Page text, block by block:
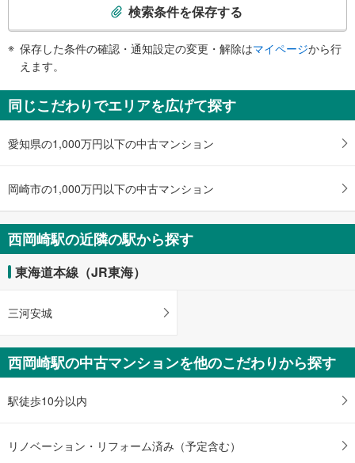
知
を
け
・
件
を
マ
イ
ー
に
保
す
検索条件を保存する
保存した条件の確認・通知設定の変更・解除はマイページから行
えます。
同じこだわりでエリアを広げて探す
愛知県の1,000万円以下の中古マンション
岡崎市の1,000万円以下の中古マンション
西岡崎駅の近隣の駅から探す
東海道本線（JR東海）
三河安城
西岡崎駅の中古マンションを他のこだわりから探す
駅徒歩10分以内
リノベーション・リフォーム済み（予定含む）